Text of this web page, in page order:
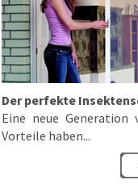
Der perfekte
Eine neue Generation
Vorteile haben...